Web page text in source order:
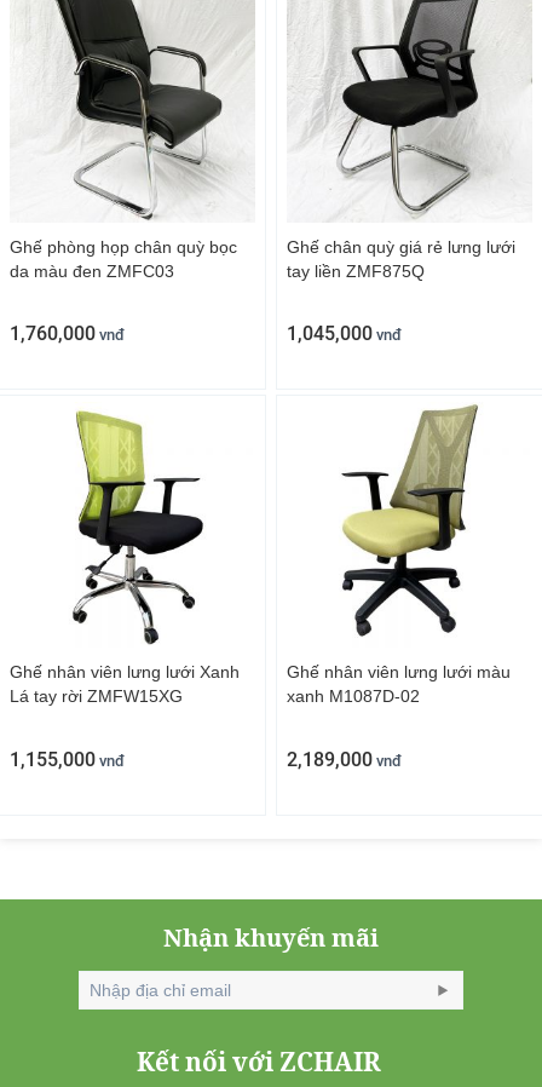
Ghế phòng họp chân quỳ bọc
da màu đen ZMFC03
1,760,000 vnđ
Ghế chân quỳ giá rẻ lưng lưới
tay liền ZMF875Q
1,045,000 vnđ
Ghế nhân viên lưng lưới Xanh
Lá tay rời ZMFW15XG
1,155,000 vnđ
Ghế nhân viên lưng lưới màu
xanh M1087D-02
2,189,000 vnđ
Nhận khuyến mãi
Kết nối với ZCHAIR